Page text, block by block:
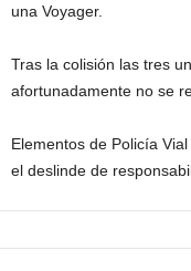
una Voyager.
Tras la colisión las tres
afortunadamente no se
Elementos de Policía
el deslinde de